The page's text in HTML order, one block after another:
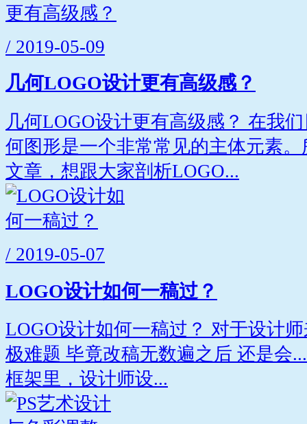
/ 2019-05-09
几何LOGO设计更有高级感？
几何LOGO设计更有高级感？ 在我
何图形是一个非常常见的主体元素
文章，想跟大家剖析LOGO...
/ 2019-05-07
LOGO设计如何一稿过？
LOGO设计如何一稿过？ 对于设计
极难题 毕竟改稿无数遍之后 还是会
框架里，设计师设...